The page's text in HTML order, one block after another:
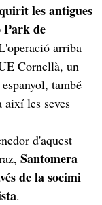
les antigues
Park de
arriba
Cornellà, un
també
així les seves
d'aquest
Santomera
de la socimi
.